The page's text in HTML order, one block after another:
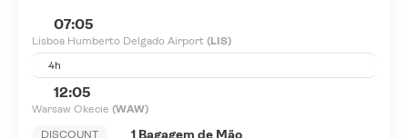
07:05
Lisboa Humberto Delgado Airport (LIS)
4h
12:05
Warsaw Okecie (WAW)
DISCOUNT
1 Bagagem de Mão